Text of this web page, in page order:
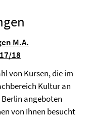
M.A.
18
von Kursen, die im
Kultur an
angeboten
von Ihnen besucht